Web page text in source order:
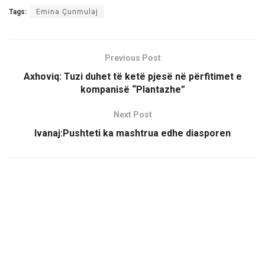
Tags: Emina Çunmulaj
Previous Post
Axhoviq: Tuzi duhet të ketë pjesë në përfitimet e
kompanisë “Plantazhe”
Next Post
Ivanaj:Pushteti ka mashtrua edhe diasporen